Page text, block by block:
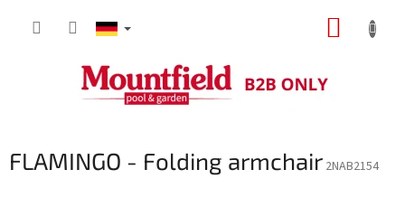
FLAMINGO - Folding armchair 2NAB2154